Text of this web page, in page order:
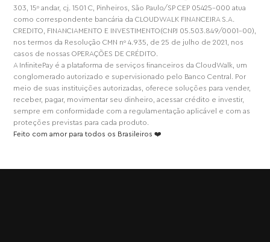
303, 15º andar, cj. 1501 C, Pinheiros, São Paulo/SP CEP 05425-000 atua
como correspondente bancária da CLOUDWALK FINANCEIRA S.A.
CREDITO, FINANCIAMENTO E INVESTIMENTO(CNPJ 05.503.849/0001-00),
nos termos da Resolução CMN nº 4.935, de 25 de julho de 2021, nos
casos de nossas OPERAÇÕES DE CRÉDITO.
A InfinitePay é a plataforma de serviços financeiros da CloudWalk, um
conglomerado autorizado e supervisionado pelo Banco Central. Por
meio de suas instituições autorizadas, oferece soluções para vender,
receber, pagar, movimentar seu dinheiro, acessar crédito e investir,
sempre em conformidade com a regulamentação aplicável e com as
proteções previstas para cada produto.
Feito com amor para todos os Brasileiros ❤️